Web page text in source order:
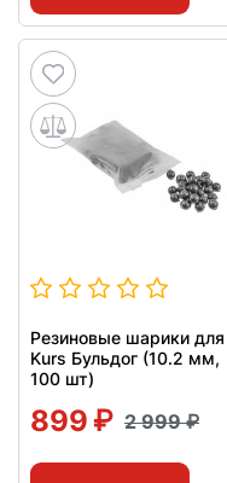
Резиновые шарики для
Kurs Бульдог (10.2 мм,
100 шт)
899 2 999